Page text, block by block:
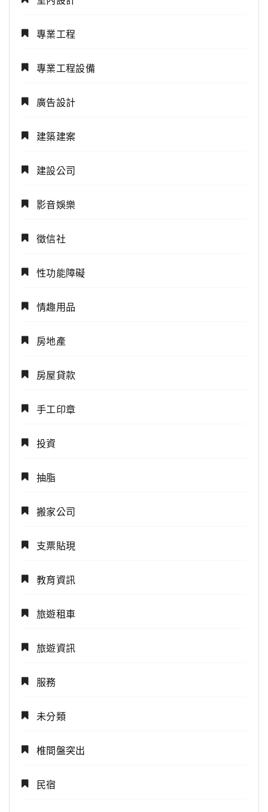
專業工程
專業工程設備
廣告設計
建築建案
建設公司
影音娛樂
徵信社
性功能障礙
情趣用品
房地產
房屋貸款
手工印章
投資
抽脂
搬家公司
支票貼現
教育資訊
旅遊租車
旅遊資訊
服務
未分類
椎間盤突出
民宿